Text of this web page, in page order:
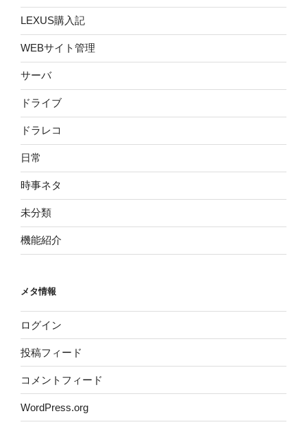
LEXUS購入記
WEBサイト管理
サーバ
ドライブ
ドラレコ
日常
時事ネタ
未分類
機能紹介
メタ情報
ログイン
投稿フィード
コメントフィード
WordPress.org